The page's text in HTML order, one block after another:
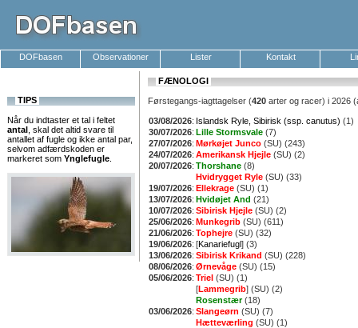
DOFbasen Observationer Lister Kontakt
TIPS
Når du indtaster et tal i feltet
antal , skal det altid svare til
antallet af fugle og ikke antal par,
selvom adfærdskoden er
markeret som Ynglefugle
FÆNOLOGI
Førstegangs-iagttagelser (420 arter og racer) i 2026
03/08/2026: Islandsk Ryle, Sibirisk (ssp. canutus) (1)
30/07/2026: Lille Stormsvale (7)
27/07/2026: Mørkøjet Junco (SU) (243)
24/07/2026: Amerikansk Hjejle (SU) (2)
20/07/2026: Thorshane (8)
Hvidrygget Ryle (SU) (33)
19/07/2026: Ellekrage (SU) (1)
13/07/2026: Hvidøjet And (21)
10/07/2026: Sibirisk Hjejle (SU) (2)
25/06/2026: Munkegrib (SU) (611)
21/06/2026: Tophejre (SU) (32)
19/06/2026: [Kanariefugl] (3)
13/06/2026: Sibirisk Krikand (SU) (228)
08/06/2026: Ørnevåge (SU) (15)
05/06/2026: Triel (SU) (1)
[Lammegrib] (SU) (2)
Rosenstær(18)
03/06/2026: Slangeørn (SU) (7)
Hætteværling (SU) (1)